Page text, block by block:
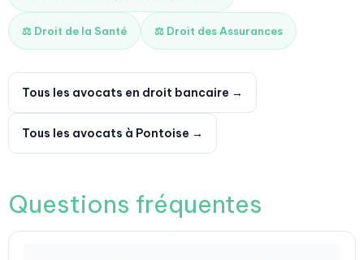
⚖️ Droit de la Santé ⚖️ Droit des Assurances
Tous les avocats en droit bancaire →
Tous les avocats à Pontoise →
Questions fréquentes